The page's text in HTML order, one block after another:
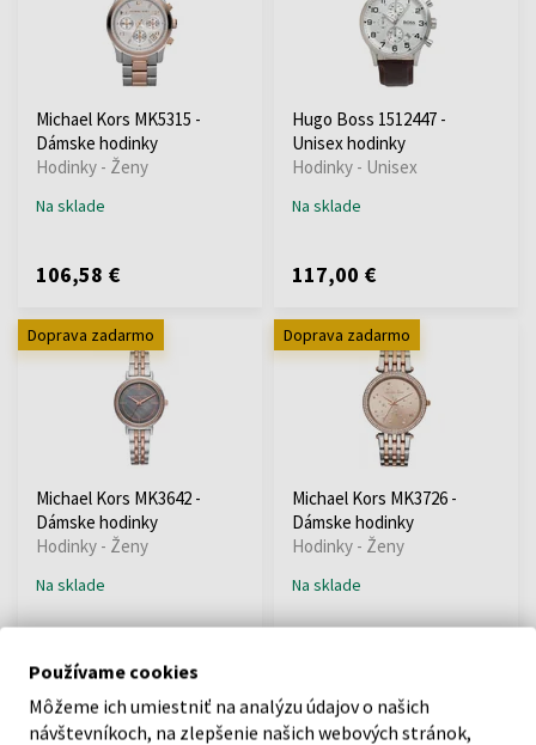
Michael Kors MK5315 -
Dámske hodinky
Hodinky - Ženy
Na sklade
106,58 €
Hugo Boss 1512447 -
Unisex hodinky
Hodinky - Unisex
Na sklade
117,00 €
Doprava zadarmo
Michael Kors MK3642 -
Dámske hodinky
Hodinky - Ženy
Na sklade
Doprava zadarmo
Michael Kors MK3726 -
Dámske hodinky
Hodinky - Ženy
Na sklade
Akcia Doprava zadarmo Doprava zadarmo
Používame cookies
Môžeme ich umiestniť na analýzu údajov o našich
návštevníkoch, na zlepšenie našich webových stránok,